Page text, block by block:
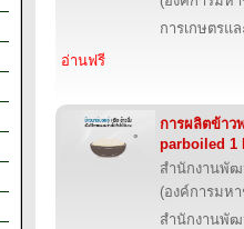
การเกษตรแ
อ่านฟรี
การผลิตข้าว
parboiled 1
สำนักงานพัฒ
(องค์การมห
สำนักงานพัฒ